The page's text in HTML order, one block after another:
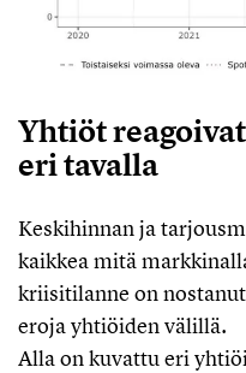
Yhtiöt
eri tavalla
Keskihinnan ja
kaikkea mitä
kriisitilanne on
eroja yhtiöiden välillä.
Alla on kuvattu eri